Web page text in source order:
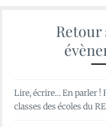
Retour
Lire, écrire… En parler !
classes des écoles du